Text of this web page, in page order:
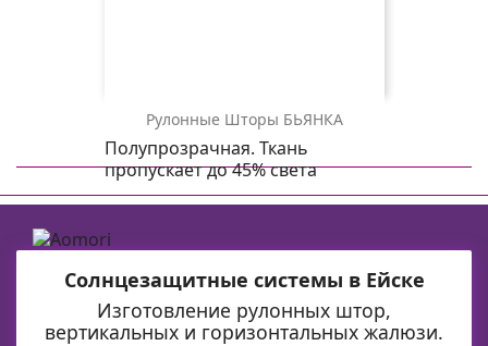
Рулонные Шторы БЬЯНКА
Полупрозрачная. Ткань
пропускает до 45% света
БЬЯНКА
0225
белый
Солнцезащитные системы в Ейске
Изготовление рулонных штор,
вертикальных и горизонтальных жалюзи.